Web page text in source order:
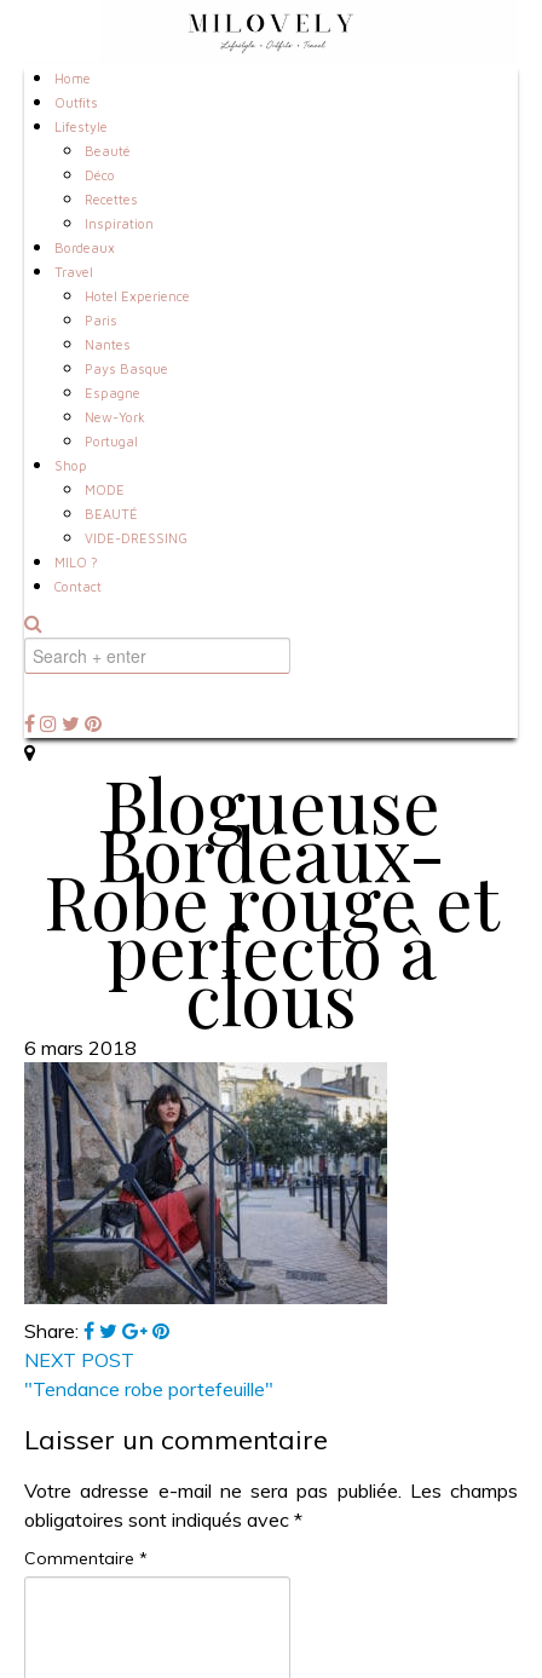
Home
Outfits
Lifestyle
Beauté
Déco
Recettes
Inspiration
Bordeaux
Travel
Hotel Experience
Paris
Nantes
Pays Basque
Espagne
New-York
Portugal
Shop
MODE
BEAUTÉ
VIDE-DRESSING
MILO ?
Contact
Blogueuse
Bordeaux-
Robe rouge et
perfecto à
clous
6 mars 2018
Share:
NEXT POST
"Tendance robe portefeuille"
Laisser un commentaire
Votre adresse e-mail ne sera pas publiée. Les champs
obligatoires sont indiqués avec *
Commentaire *